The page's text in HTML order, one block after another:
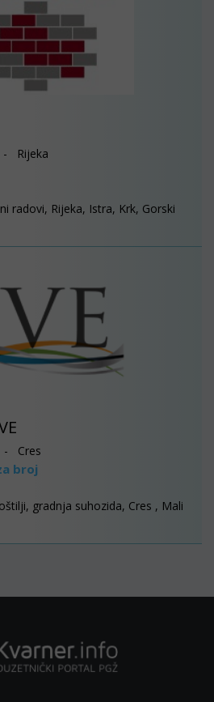
- Rijeka
radovi, Rijeka, Istra, Krk, Gorski
- Cres
broj
gradnja suhozida, Cres , Mali